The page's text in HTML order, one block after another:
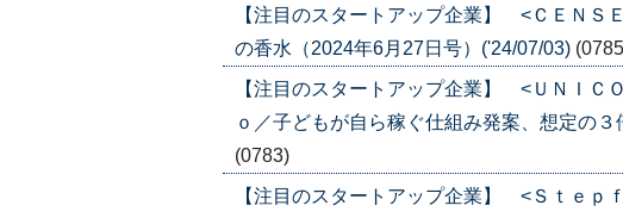
【注目のスタートアップ企業】 <ＣＥＮ
の香水（2024年6月27日号）('24/07/03)
【注目のスタートアップ企業】 <ＵＮＩ
ｏ／子どもが自ら稼ぐ仕組み発案、想定の
(0783)
【注目のスタートアップ企業】 <Ｓｔｅ